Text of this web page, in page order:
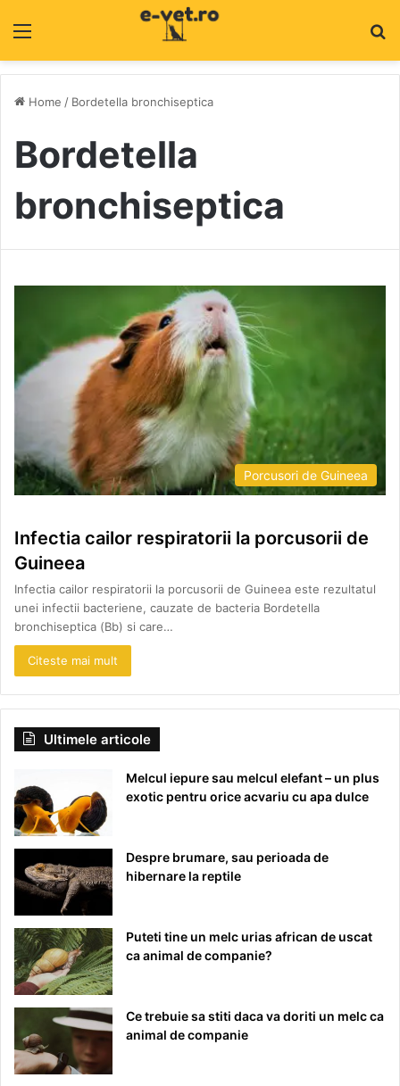
Home / Bordetella bronchiseptica
Bordetella
bronchiseptica
Porcusori de Guineea
Infectia cailor respiratorii la porcusorii de
Guineea
Infectia cailor respiratorii la porcusorii de Guineea este rezultatul
unei infectii bacteriene, cauzate de bacteria Bordetella
bronchiseptica (Bb) si care…
Citeste mai mult
Ultimele articole
Melcul iepure sau melcul elefant – un plus
exotic pentru orice acvariu cu apa dulce
Despre brumare, sau perioada de
hibernare la reptile
Puteti tine un melc urias african de uscat
ca animal de companie?
Ce trebuie sa stiti daca va doriti un melc ca
animal de companie